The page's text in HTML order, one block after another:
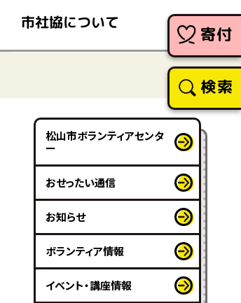
市社協について
寄付
検索
松山市ボランティアセンタ
ー
おせったい通信
お知らせ
ボランティア情報
イベント・講座情報